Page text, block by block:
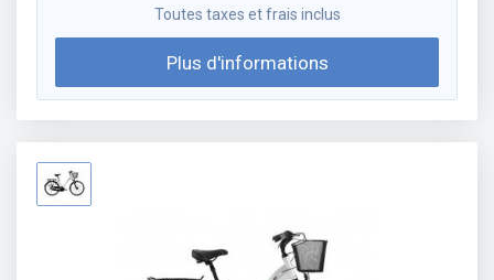
Toutes taxes et frais inclus
Plus d'informations